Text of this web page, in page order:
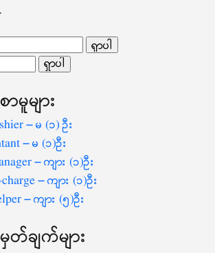
များ
– မ (၁) ဦး
– မ (၁)ဦး
– ကျား (၁)ဦး
– ကျား (၁)ဦး
– ကျား (၅)ဦး
ျက်များ